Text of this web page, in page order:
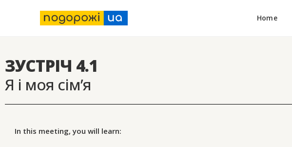
Home
ЗУСТРІЧ 4.1
Я і моя сім’я
In this meeting, you will learn: